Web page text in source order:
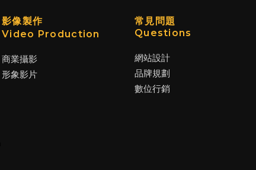
影像製作
Video Production
商業攝影
形象影片
常見問題
Questions
網站設計
品牌規劃
數位行銷